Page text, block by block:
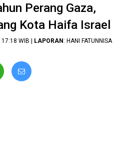
Perang Gaza,
Kota Haifa Israel
17:18 WIB | LAPORAN: HANI FATUNNISA